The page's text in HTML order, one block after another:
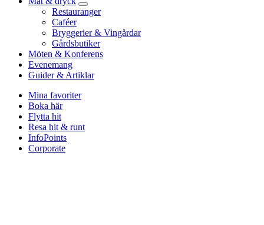
Restauranger
Caféer
Bryggerier & Vingårdar
Gårdsbutiker
Möten & Konferens
Evenemang
Guider & Artiklar
Mina favoriter
Boka här
Flytta hit
Resa hit & runt
InfoPoints
Corporate